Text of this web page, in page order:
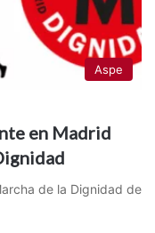
Aspe
en Madrid
de la Dignidad de